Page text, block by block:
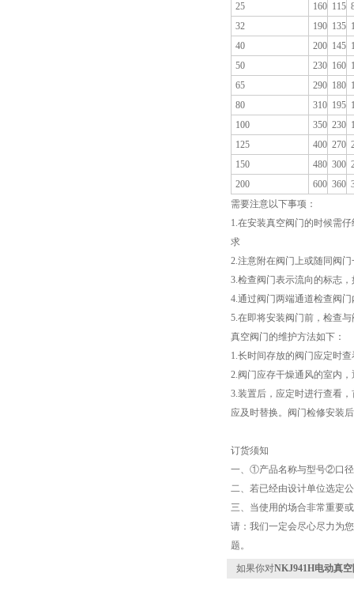
25
160 115
32
190 135
40
200 145
50
230 160
65
290 180
80
310 195
100
350 230
125
400 270
150
480 300
200
600 360
需要注意以下事项：
1.在安装真空阀门的时候需
求
2.注意附在阀门上或随同阀
3.检查阀门表示流向的标志
4.通过阀门两端通道检查阀
5.在即将安装阀门前，检查
真空阀门的维护方法如下：
1.长时间存放的阀门应定时
2.阀门应存干燥通风的室内
3.装置后，应定时进行查看
应及时替换。阀门检修安装
订货须知
一、①产品名称与型号②口
二、若已经由设计单位选定
三、当使用的场合非常重要
请：我们一定会尽心尽力为
题。
如果你对NKJ941H电动真